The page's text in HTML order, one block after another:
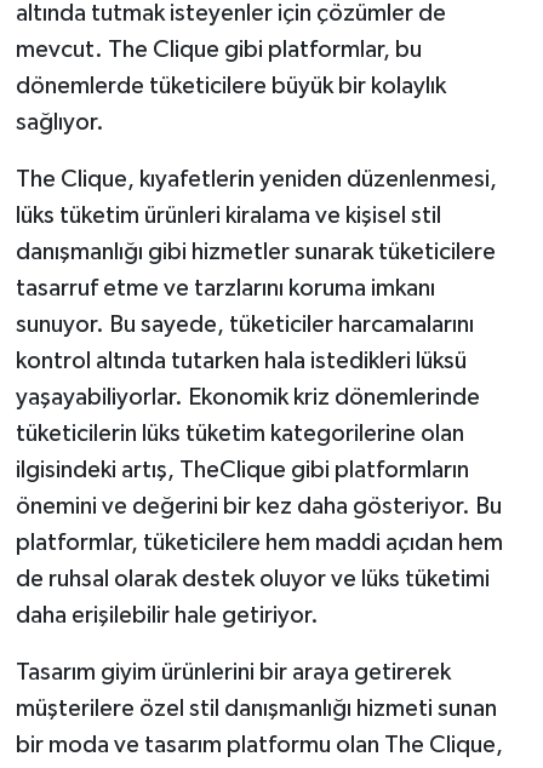
altında tutmak isteyenler için çözümler de
mevcut. The Clique gibi platformlar, bu
dönemlerde tüketicilere büyük bir kolaylık
sağlıyor.
The Clique, kıyafetlerin yeniden düzenlenmesi,
lüks tüketim ürünleri kiralama ve kişisel stil
danışmanlığı gibi hizmetler sunarak tüketicilere
tasarruf etme ve tarzlarını koruma imkanı
sunuyor. Bu sayede, tüketiciler harcamalarını
kontrol altında tutarken hala istedikleri lüksü
yaşayabiliyorlar. Ekonomik kriz dönemlerinde
tüketicilerin lüks tüketim kategorilerine olan
ilgisindeki artış, TheClique gibi platformların
önemini ve değerini bir kez daha gösteriyor. Bu
platformlar, tüketicilere hem maddi açıdan hem
de ruhsal olarak destek oluyor ve lüks tüketimi
daha erişilebilir hale getiriyor.
Tasarım giyim ürünlerini bir araya getirerek
müşterilere özel stil danışmanlığı hizmeti sunan
bir moda ve tasarım platformu olan The Clique,